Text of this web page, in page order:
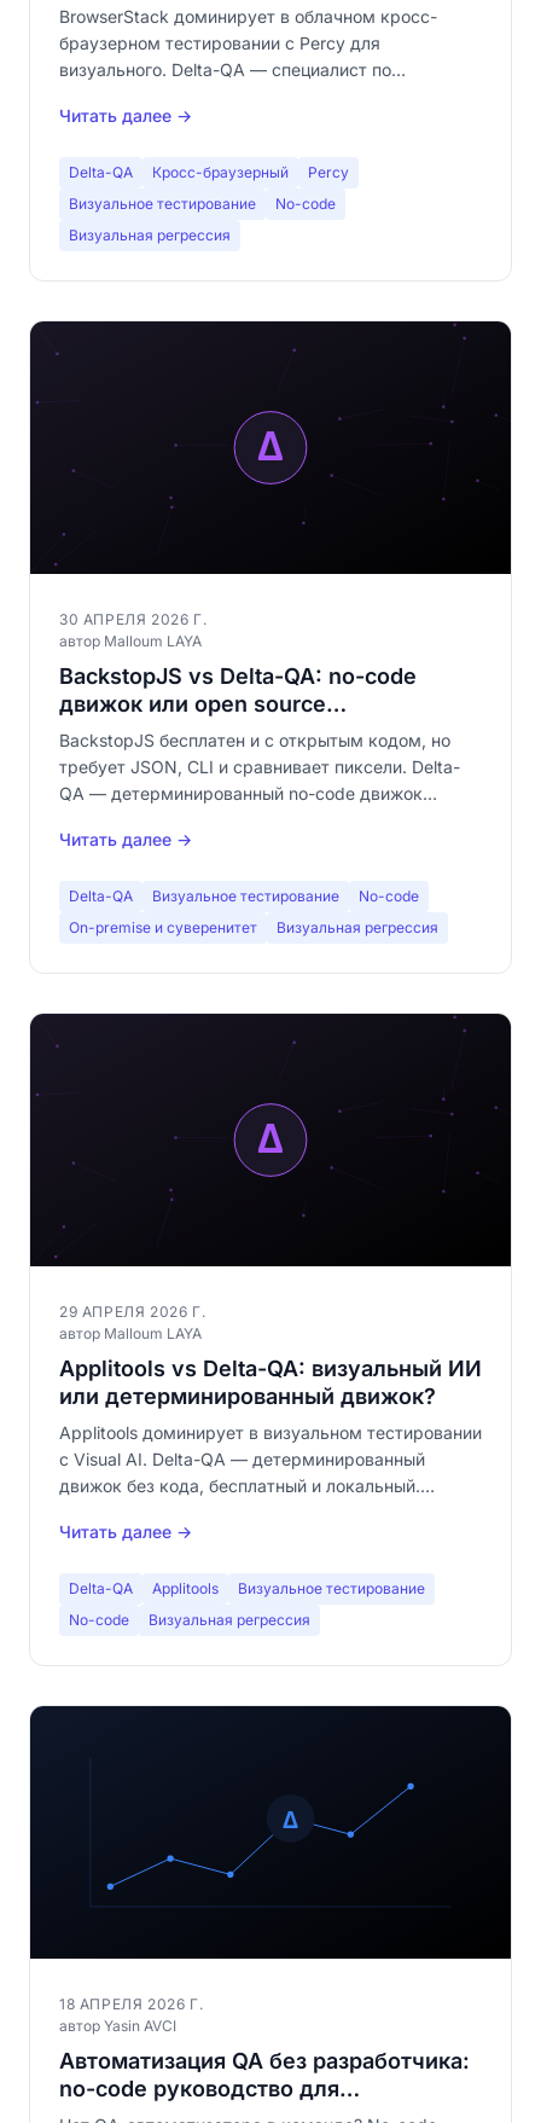
BrowserStack доминирует в облачном кросс-
браузерном тестировании с Percy для
визуального. Delta-QA — специалист по
бесплатный. Детальное сравнение подходов, цен
Читать далее →
Delta-QA Кросс-браузерный
Percy
Визуальное тестирование
No-code
Визуальная регрессия
30 АПРЕЛЯ 2026 Г.
автор Malloum LAYA
BackstopJS vs Delta-QA: no-code
движок или open source
попиксельный?
BackstopJS бесплатен и с открытым кодом, но
требует JSON, CLI и сравнивает пиксели. Delta-
QA — детерминированный no-code движок
выбора инструмента визуального тестирования.
Читать далее →
Delta-QA Визуальное тестирование
No-code
On-premise и суверенитет
Визуальная регрессия
29 АПРЕЛЯ 2026 Г.
автор Malloum LAYA
Applitools vs Delta-QA: визуальный ИИ
или детерминированный движок?
Applitools доминирует в визуальном тестировании
с Visual AI. Delta-QA — детерминированный
движок без кода, бесплатный и локальный.
облако vs локально, enterprise vs доступность.
Читать далее →
Delta-QA Applitools
Визуальное тестирование
No-code
Визуальная регрессия
18 АПРЕЛЯ 2026 Г.
автор Yasin AVCI
Автоматизация QA без разработчика:
no-code руководство для
тестировщиков